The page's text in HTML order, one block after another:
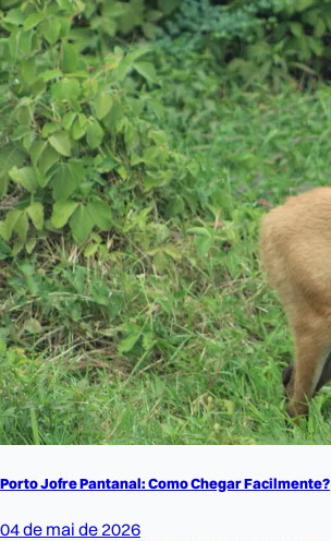
Porto Jofre Pantanal: Como Chegar Facilmente?
04 de mai de 2026